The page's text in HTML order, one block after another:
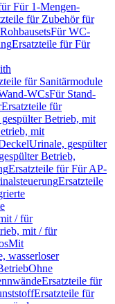
Für 1-Mengen-
für Zubehör für
Für WC-
Ersatzteile für Für
für Sanitärmodule
WCsFür Stand-
Ersatzteile für
Betrieb, mit
mit
Urinale, gespülter
Betrieb,
Ersatzteile für Für AP-
Ersatzteile
/ für
mit / für
Mit
wasserloser
Ohne
Ersatzteile für
Ersatzteile für